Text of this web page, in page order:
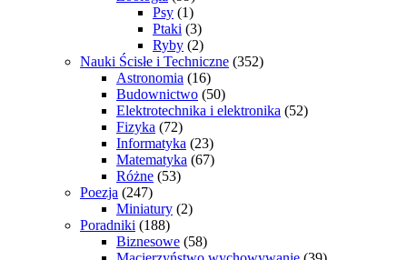
Psy (1)
Ptaki (3)
Ryby (2)
Nauki Ścisłe i Techniczne (352)
Astronomia (16)
Budownictwo (50)
Elektrotechnika i elektronika (52)
Fizyka (72)
Informatyka (23)
Matematyka (67)
Różne (53)
Poezja (247)
Miniatury (2)
Poradniki (188)
Biznesowe (58)